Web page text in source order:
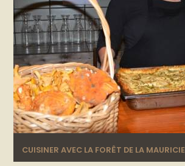
CUISINER AVEC LA FORÊT DE LA MAURICIE